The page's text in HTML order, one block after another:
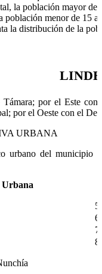
la población mayor
población menor de 15
la distribución de la
por el Este
por el Oeste con el
URBANA
urbano del municipio